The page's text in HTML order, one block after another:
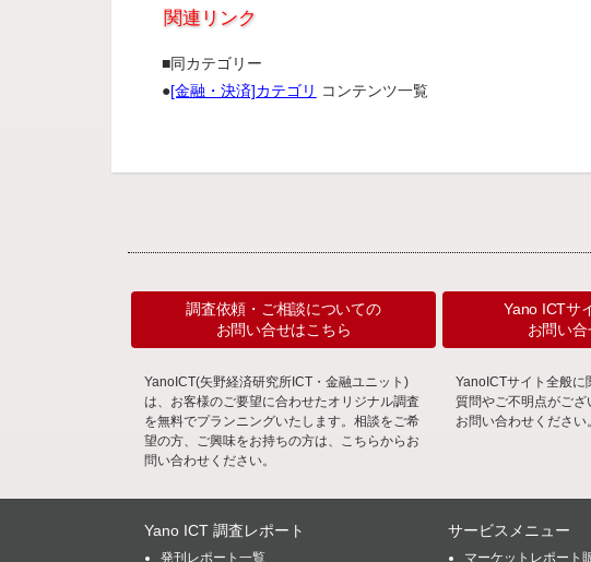
関連リンク
■同カテゴリー
●[金融・決済]カテゴリ コンテンツ一覧
調査依頼・ご相談についての
お問い合せはこちら
YanoICT(矢野経済研究所ICT・金融ユニット)
は、お客様のご要望に合わせたオリジナル調査
を無料でプランニングいたします。相談をご希
望の方、ご興味をお持ちの方は、こちらからお
問い合わせください。
Yano ICTサ
お問い
YanoICTサイト全般に
質問やご不明点がござ
お問い合わせください。
Yano ICT 調査レポート
発刊レポート一覧
サービスメニュー
マーケットレポート